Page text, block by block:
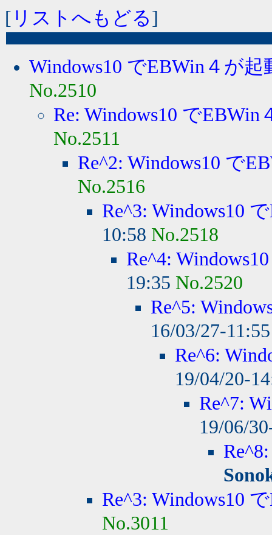
[ リストへもどる]
Windows10 でEBWin４が起
No.2510
Re: Windows10 でEBWin
No.2511
Re^2: Windows10 で
No.2516
Re^3: Windows10
10:58 No.2518
Re^4:
19:35 No.2520
Re^5:
16/03/27-
Re^6:
19/04/20-
Re^7:
19/06/
Re^3: Windows10
No.3011